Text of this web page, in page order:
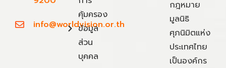
info@worldvision.or.th
คุ้มครอง
ข้อมูล
ส่วน
บุคคล
กฎหมาย
มูลนิธิ
ศุภนิมิตแห่ง
ประเทศไทย
เป็นองค์กร